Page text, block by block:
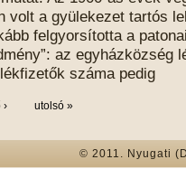
volt a gyülekezet tartós
felgyorsította a
az egyházközség
száma pedig
utolsó »
© 2011. Nyugati